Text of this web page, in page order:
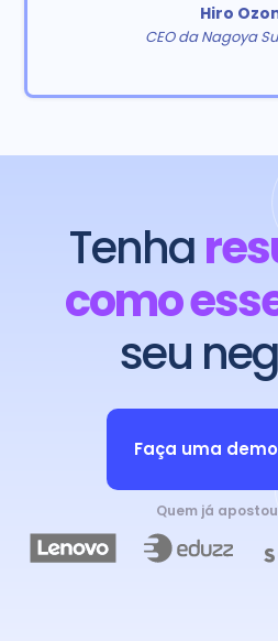
Hiro
CEO da Nagoya
Tenha
como
seu
Faça uma
Quem já